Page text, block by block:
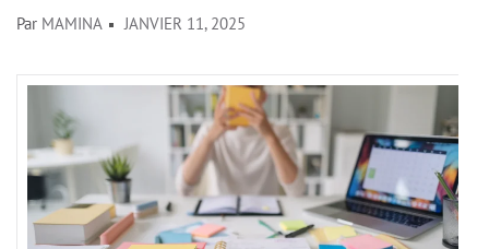
Par MAMINA JANVIER 11, 2025